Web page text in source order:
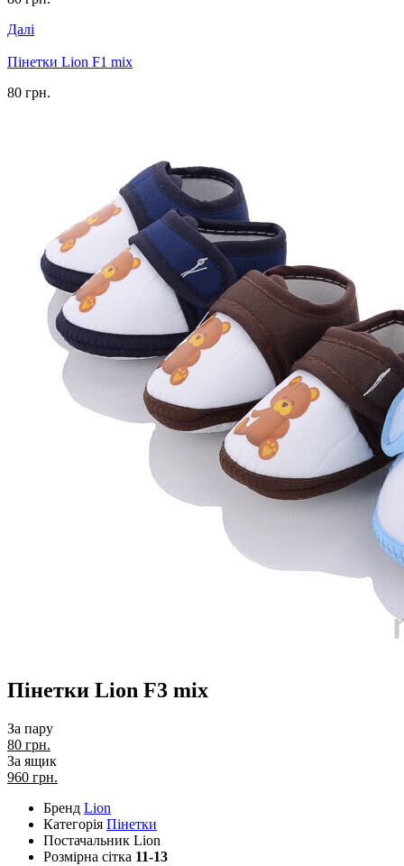
Далі
Пінетки Lion F1 mix
80 грн.
Пінетки Lion F3 mix
За пару
80 грн.
За ящик
960 грн.
Бренд Lion
Категорія Пінетки
Постачальник Lion
Розмірна сітка 11-13